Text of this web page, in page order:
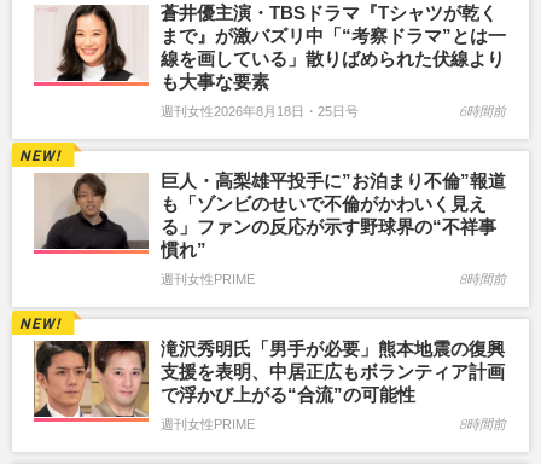
蒼井優主演・TBSドラマ『Tシャツが乾く
まで』が激バズリ中「“考察ドラマ”とは一
線を画している」散りばめられた伏線より
も大事な要素
週刊女性2026年8月18日・25日号 6時間前
巨人・高梨雄平投手に”お泊まり不倫”報道
も「ゾンビのせいで不倫がかわいく見え
る」ファンの反応が示す野球界の“不祥事
慣れ”
週刊女性PRIME 8時間前
滝沢秀明氏「男手が必要」熊本地震の復興
支援を表明、中居正広もボランティア計画
で浮かび上がる“合流”の可能性
週刊女性PRIME 8時間前